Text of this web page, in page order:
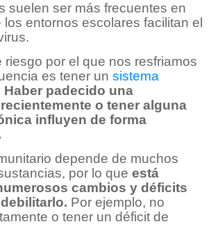
suelen ser más frecuentes en
entornos escolares facilitan el
riesgo por el que nos resfriamos
es tener un sistema
Haber padecido una
o tener alguna
influyen de forma
depende de muchos
por lo que está
cambios y déficits
Por ejemplo, no
o tener un déficit de